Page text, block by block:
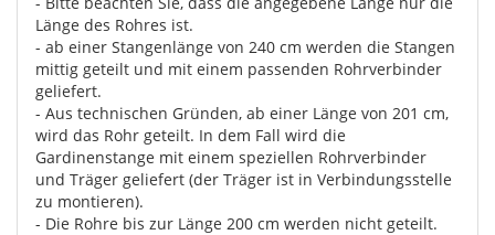
Länge des Rohres ist.
- ab einer Stangenlänge von 240 cm werden die Stangen
mittig geteilt und mit einem passenden Rohrverbinder
geliefert.
- Aus technischen Gründen, ab einer Länge von 201 cm,
wird das Rohr geteilt. In dem Fall wird die
Gardinenstange mit einem speziellen Rohrverbinder
und Träger geliefert (der Träger ist in Verbindungsstelle
zu montieren).
- Die Rohre bis zur Länge 200 cm werden nicht geteilt.